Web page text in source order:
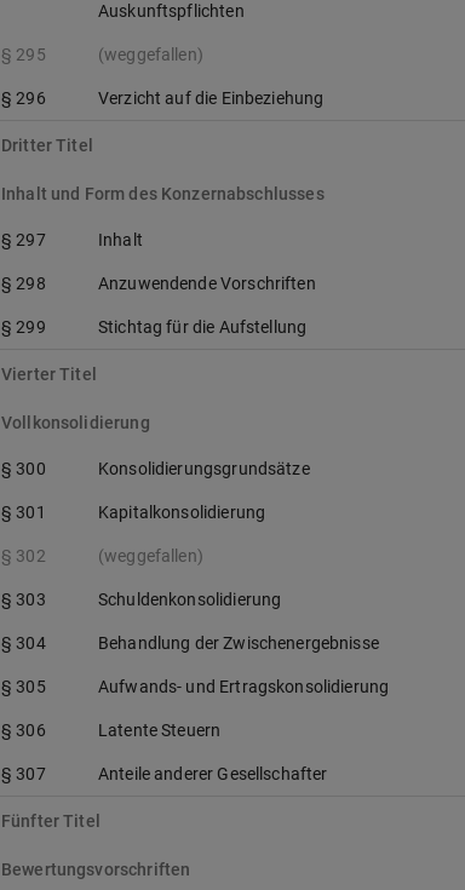
Auskunftspflichten
§ 295 (weggefallen)
§ 296 Verzicht auf die Einbeziehung
Dritter Titel
Inhalt und Form des Konzernabschlusses
§ 297 Inhalt
§ 298 Anzuwendende Vorschriften
§ 299 Stichtag für die Aufstellung
Vierter Titel
Vollkonsolidierung
§ 300 Konsolidierungsgrundsätze
§ 301 Kapitalkonsolidierung
§ 302 (weggefallen)
§ 303 Schuldenkonsolidierung
§ 304 Behandlung der Zwischenergebnisse
§ 305 Aufwands- und Ertragskonsolidierung
§ 306 Latente Steuern
§ 307 Anteile anderer Gesellschafter
Fünfter Titel
Bewertungsvorschriften